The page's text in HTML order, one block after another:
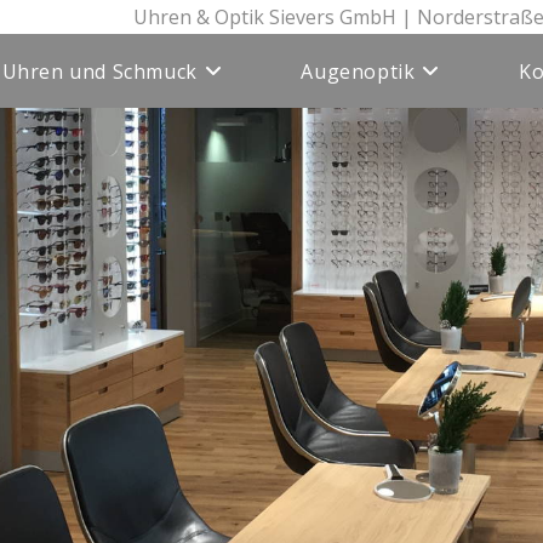
Uhren & Optik Sievers GmbH |
Uhren und Schmuck Augenoptik